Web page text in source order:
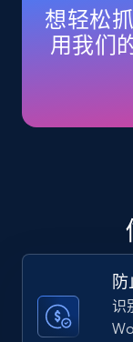
Title, Seller
price,
more.
Title, Seller
price,
35.2K+
想轻松
用我们
识